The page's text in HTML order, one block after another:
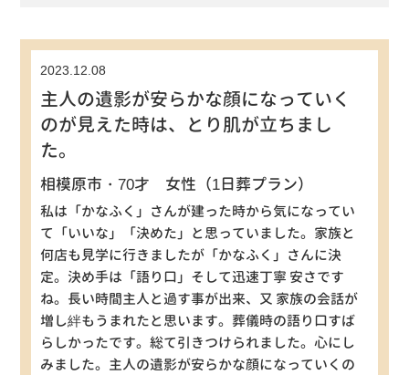
2023.12.08
主人の遺影が安らかな顔になっていく
のが見えた時は、とり肌が立ちまし
た。
相模原市・70才 女性（1日葬プラン）
私は「かなふく」さんが建った時から気になってい
て「いいな」「決めた」と思っていました。家族と
何店も見学に行きましたが「かなふく」さんに決
定。決め手は「語り口」そして迅速丁寧 安さです
ね。長い時間主人と過す事が出来、又 家族の会話が
増し絆もうまれたと思います。葬儀時の語り口すば
らしかったです。総て引きつけられました。心にし
みました。主人の遺影が安らかな顔になっていくの